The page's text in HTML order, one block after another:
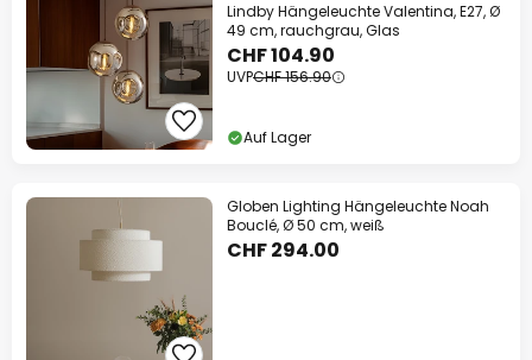
Lindby Hängeleuchte Valentina, E27, Ø
49 cm, rauchgrau, Glas
CHF 104.90
UVPCHF 156.90
Auf Lager
Globen Lighting Hängeleuchte Noah
Bouclé, Ø 50 cm, weiß
CHF 294.00